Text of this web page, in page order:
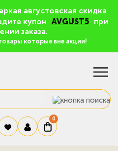
августовская скидка
купон AVGUST5
при
заказа.
которые вне акции!
0